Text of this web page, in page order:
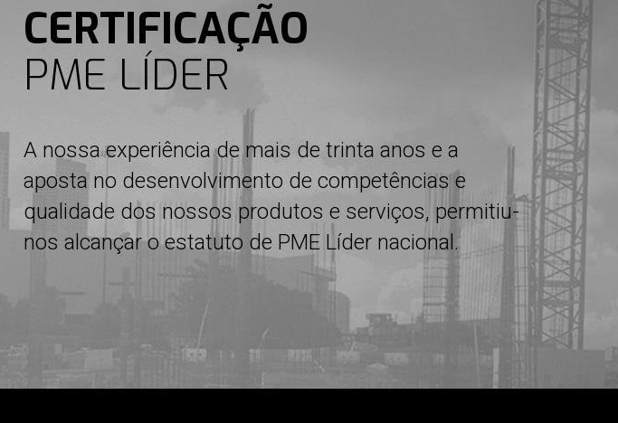
CERTIFICAÇÃO
PME LÍDER
A nossa experiência de mais de trinta anos e a
aposta no desenvolvimento de competências e
qualidade dos nossos produtos e serviços, permitiu-
nos alcançar o estatuto de PME Líder nacional.